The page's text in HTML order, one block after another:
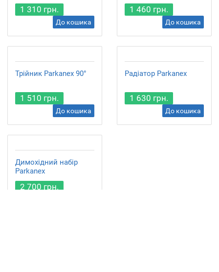
1 310 грн.
До кошика
1 460 грн.
До кошика
Трійник Parkanex 90°
1 510 грн.
До кошика
Радіатор Parkanex
1 630 грн.
До кошика
Димохідний набір
Parkanex
2 700 грн.